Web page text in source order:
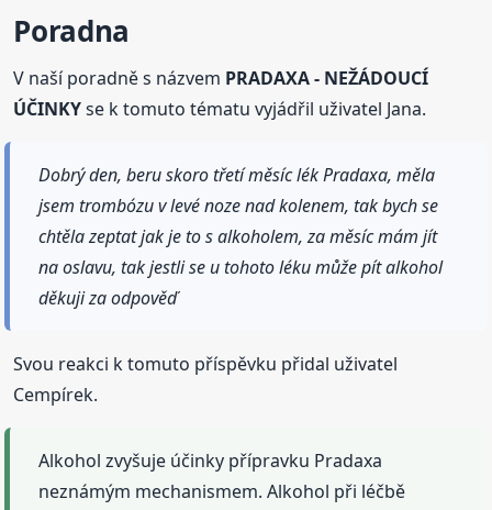
Poradna
V naší poradně s názvem PRADAXA - NEŽÁDOUCÍ
ÚČINKYse k tomuto tématu vyjádřil uživatel Jana.
Dobrý den, beru skoro třetí měsíc lék Pradaxa, měla
jsem trombózu v levé noze nad kolenem, tak bych se
chtěla zeptat jak je to s alkoholem, za měsíc mám jít
na oslavu, tak jestli se u tohoto léku může pít alkohol
děkuji za odpověď
Svou reakci k tomuto příspěvku přidal uživatel
Cempírek.
Alkohol zvyšuje účinky přípravku Pradaxa
neznámým mechanismem. Alkohol při léčbě